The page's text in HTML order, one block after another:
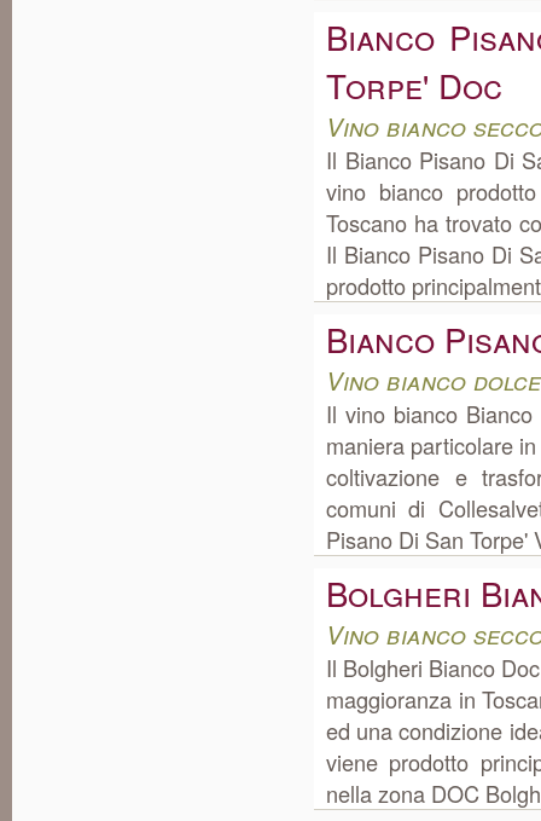
Bianco
Torpe' Doc
Vino bianco
Il Bianco Pisano Di
vino bianco
Toscano ha trovato
Il Bianco Pisano Di
prodotto
Bianco
Vino bianco
Il vino bianco
maniera particolare
coltivazione e
comuni di
Pisano Di San Torpe'
Bolgheri
Vino bianco
Il Bolgheri Bianco
maggioranza in
ed una condizione
viene prodotto
nella zona DOC